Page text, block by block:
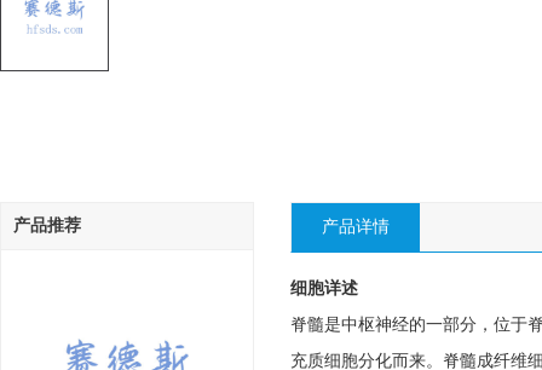
产品推荐 产品详情
细胞详述
脊髓是中枢神经的一部分，位于
充质细胞分化而来。脊髓成纤维